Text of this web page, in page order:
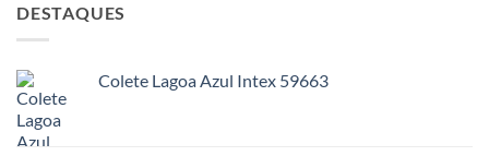
DESTAQUES
Colete Lagoa Azul Intex 59663